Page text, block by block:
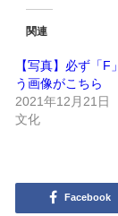
関連
【写真】必ず「F
う画像がこちら
2021年12月21日
文化
Facebook